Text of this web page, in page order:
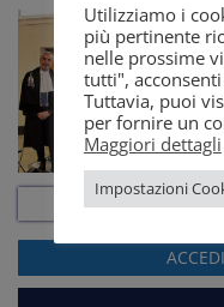
Utilizziamo i
più pertinente
nelle prossime
tutti",
Tuttavia, puoi
per fornire un
Maggiori dettagli
Impostazioni